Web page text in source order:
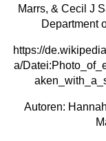
Marrs, & Cecil J
Department
https://
a/
Autoren: